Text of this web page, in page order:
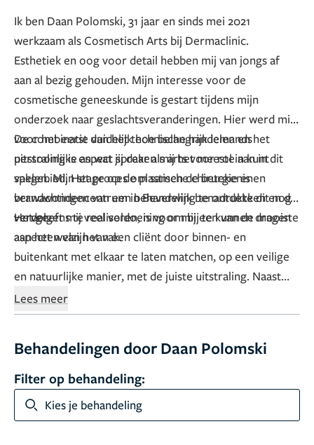
Ik ben Daan Polomski, 31 jaar en sinds mei 2021
werkzaam als Cosmetisch Arts bij Dermaclinic.
Esthetiek en oog voor detail hebben mij van jongs af
aan al bezig gehouden. Mijn interesse voor de
cosmetische geneeskunde is gestart tijdens mijn
onderzoek naar geslachtsveranderingen. Hier werd mij
voor het eerst duidelijk hoe belangrijk iemands
uitstraling is en wat jij daar als arts voor rol in kunt
spelen. Mijn stage op de plastische chirurgie en
brandwondencentrum in Beverwijk benadrukte dit nog
verder.
De combinatie van het technische handelen en het
persoonlijke aspect spreken mij het meeste aan in dit
vakgebied. Het proces om samen de betekenis en
verwachtingen van een behandeling te ontdekken en dit
vervolgens te realiseren, is voor mij een van de mooiste
aspecten van het vak.
Het geeft mij veel voldoening om bij te kunnen dragen
aan het welzijn van een cliënt door binnen- en
buitenkant met elkaar te laten matchen, op een veilige
en natuurlijke manier, met de juiste uitstraling. Naast
het zijn van arts vaar ik rondvaartboten door de
grachten van Amsterdam en geef ik advies over
Lees meer
Behandelingen door Daan Polomski
Filter op behandeling:
Kies je behandeling